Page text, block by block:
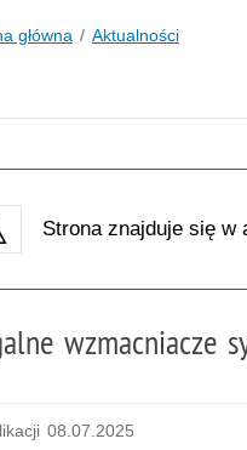
główna Aktualności
Strona znajduje się w
wzmacniacze
08.07.2025